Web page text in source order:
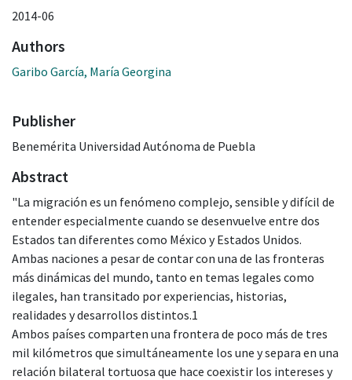
2014-06
Authors
Garibo García, María Georgina
Publisher
Benemérita Universidad Autónoma de Puebla
Abstract
"La migración es un fenómeno complejo, sensible y difícil de
entender especialmente cuando se desenvuelve entre dos
Estados tan diferentes como México y Estados Unidos.
Ambas naciones a pesar de contar con una de las fronteras
más dinámicas del mundo, tanto en temas legales como
ilegales, han transitado por experiencias, historias,
realidades y desarrollos distintos.1
Ambos países comparten una frontera de poco más de tres
mil kilómetros que simultáneamente los une y separa en una
relación bilateral tortuosa que hace coexistir los intereses y